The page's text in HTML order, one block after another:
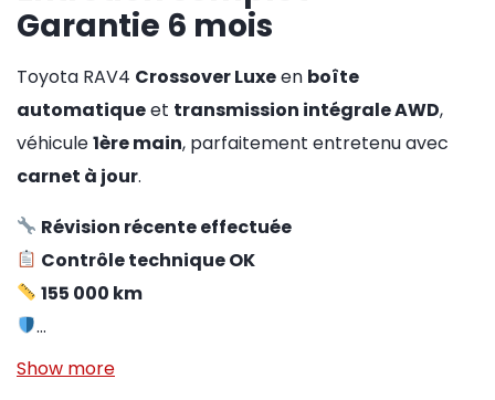
Garantie 6 mois
Toyota RAV4 Crossover Luxeen boîte
automatiqueet transmission intégrale AWD,
véhicule1ère main, parfaitement entretenu avec
carnet à jour.
Révision récente effectuée
Contrôle technique OK
155 000 km
…
Show more